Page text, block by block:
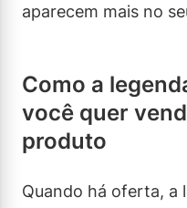
aparecem mais no
Como a
você quer
produto
Quando há oferta, a